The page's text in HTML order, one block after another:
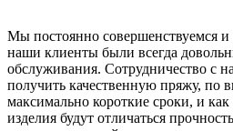
Мы постоянно совершенствуемся
наши клиенты были всегда
обслуживания. Сотрудничество с
получить качественную пряжу, по
максимально короткие сроки, и как
изделия будут отличаться